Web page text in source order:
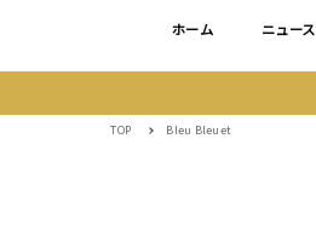
ホーム ニュース
TOP Bleu Bleuet